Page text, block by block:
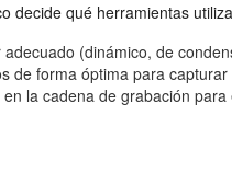
decide qué herramientas
(dinámico, de
de forma óptima para
la cadena de grabación